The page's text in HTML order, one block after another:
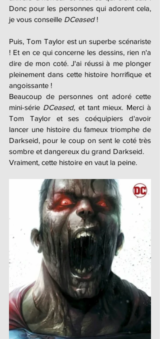
Donc pour les personnes qui adorent cela,
je vous conseille DCeased !
Puis, Tom Taylor est un superbe scénariste
! Et en ce qui concerne les dessins, rien n'a
dire de mon coté. J'ai réussi à me plonger
pleinement dans cette histoire horrifique et
angoissante !
Beaucoup de personnes ont adoré cette
mini-série DCeased, et tant mieux. Merci à
Tom Taylor et ses coéquipiers d'avoir
lancer une histoire du fameux triomphe de
Darkseid, pour le coup on sent le coté très
sombre et dangereux du grand Darkseid.
Vraiment, cette histoire en vaut la peine.